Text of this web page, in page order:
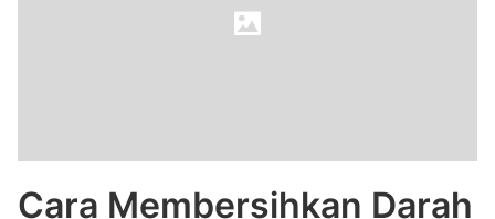
Cara Membersihkan Darah